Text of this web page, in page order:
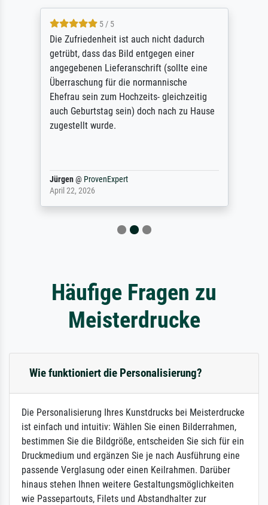
5 / 5
Die Zufriedenheit ist auch nicht dadurch
getrübt, dass das Bild entgegen einer
angegebenen Lieferanschrift (sollte eine
Überraschung für die normannische
Ehefrau sein zum Hochzeits- gleichzeitig
auch Geburtstag sein) doch nach zu Hause
zugestellt wurde.
Jürgen@ ProvenExpert
April 22, 2026
Häufige Fragen zu
Meisterdrucke
Wie funktioniert die Personalisierung?
Die Personalisierung Ihres Kunstdrucks bei Meisterdrucke
ist einfach und intuitiv: Wählen Sie einen Bilderrahmen,
bestimmen Sie die Bildgröße, entscheiden Sie sich für ein
Druckmedium und ergänzen Sie je nach Ausführung eine
passende Verglasung oder einen Keilrahmen. Darüber
hinaus stehen Ihnen weitere Gestaltungsmöglichkeiten
wie Passepartouts, Filets und Abstandhalter zur